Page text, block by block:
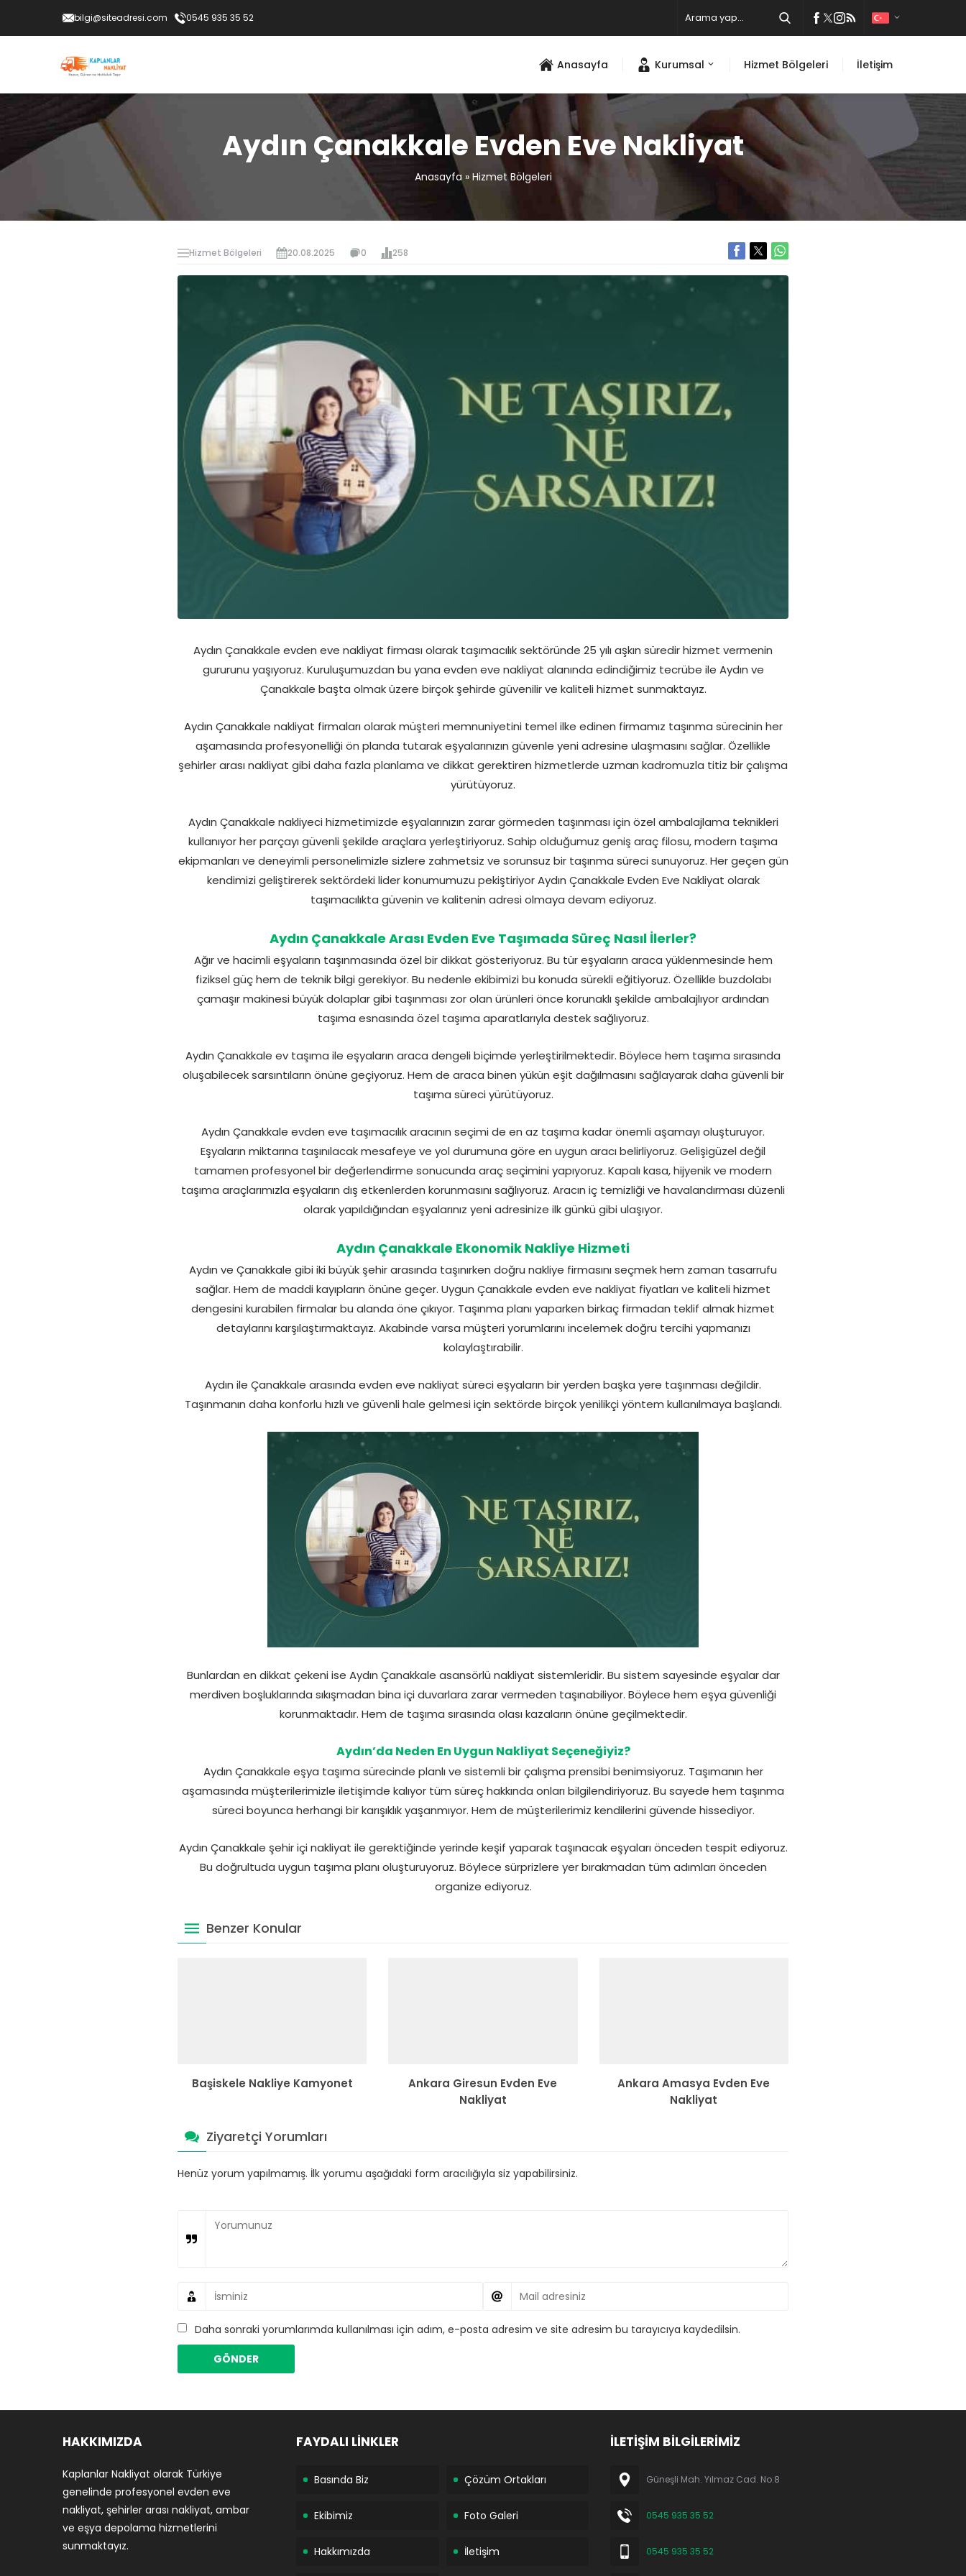
bilgi@siteadresi.com 0545 935 35 52
Anasayfa Kurumsal Hizmet Bölgeleri İletişim
Aydın Çanakkale Evden Eve Nakliyat
Anasayfa» Hizmet Bölgeleri
Hizmet Bölgeleri 20.08.2025 0 258
Aydın Çanakkale evden eve nakliyat firması olarak taşımacılık sektöründe 25 yılı aşkın süredir hizmet vermenin
gururunu yaşıyoruz. Kuruluşumuzdan bu yana evden eve nakliyat alanında edindiğimiz tecrübe ile Aydın ve
Çanakkale başta olmak üzere birçok şehirde güvenilir ve kaliteli hizmet sunmaktayız.
Aydın Çanakkale nakliyat firmaları olarak müşteri memnuniyetini temel ilke edinen firmamız taşınma sürecinin her
aşamasında profesyonelliği ön planda tutarak eşyalarınızın güvenle yeni adresine ulaşmasını sağlar. Özellikle
şehirler arası nakliyat gibi daha fazla planlama ve dikkat gerektiren hizmetlerde uzman kadromuzla titiz bir çalışma
yürütüyoruz.
Aydın Çanakkale nakliyeci hizmetimizde eşyalarınızın zarar görmeden taşınması için özel ambalajlama teknikleri
kullanıyor her parçayı güvenli şekilde araçlara yerleştiriyoruz. Sahip olduğumuz geniş araç filosu, modern taşıma
ekipmanları ve deneyimli personelimizle sizlere zahmetsiz ve sorunsuz bir taşınma süreci sunuyoruz. Her geçen gün
kendimizi geliştirerek sektördeki lider konumumuzu pekiştiriyor Aydın Çanakkale Evden Eve Nakliyat olarak
taşımacılıkta güvenin ve kalitenin adresi olmaya devam ediyoruz.
Aydın Çanakkale Arası Evden Eve Taşımada Süreç Nasıl İlerler?
Ağır ve hacimli eşyaların taşınmasında özel bir dikkat gösteriyoruz. Bu tür eşyaların araca yüklenmesinde hem
fiziksel güç hem de teknik bilgi gerekiyor. Bu nedenle ekibimizi bu konuda sürekli eğitiyoruz. Özellikle buzdolabı
çamaşır makinesi büyük dolaplar gibi taşınması zor olan ürünleri önce korunaklı şekilde ambalajlıyor ardından
taşıma esnasında özel taşıma aparatlarıyla destek sağlıyoruz.
Aydın Çanakkale ev taşıma ile eşyaların araca dengeli biçimde yerleştirilmektedir. Böylece hem taşıma sırasında
oluşabilecek sarsıntıların önüne geçiyoruz. Hem de araca binen yükün eşit dağılmasını sağlayarak daha güvenli bir
taşıma süreci yürütüyoruz.
Aydın Çanakkale evden eve taşımacılık aracının seçimi de en az taşıma kadar önemli aşamayı oluşturuyor.
Eşyaların miktarına taşınılacak mesafeye ve yol durumuna göre en uygun aracı belirliyoruz. Gelişigüzel değil
tamamen profesyonel bir değerlendirme sonucunda araç seçimini yapıyoruz. Kapalı kasa, hijyenik ve modern
taşıma araçlarımızla eşyaların dış etkenlerden korunmasını sağlıyoruz. Aracın iç temizliği ve havalandırması düzenli
olarak yapıldığından eşyalarınız yeni adresinize ilk günkü gibi ulaşıyor.
Aydın Çanakkale Ekonomik Nakliye Hizmeti
Aydın ve Çanakkale gibi iki büyük şehir arasında taşınırken doğru nakliye firmasını seçmek hem zaman tasarrufu
sağlar. Hem de maddi kayıpların önüne geçer. Uygun Çanakkale evden eve nakliyat fiyatları ve kaliteli hizmet
dengesini kurabilen firmalar bu alanda öne çıkıyor. Taşınma planı yaparken birkaç firmadan teklif almak hizmet
detaylarını karşılaştırmaktayız. Akabinde varsa müşteri yorumlarını incelemek doğru tercihi yapmanızı
kolaylaştırabilir.
Aydın ile Çanakkale arasında evden eve nakliyat süreci eşyaların bir yerden başka yere taşınması değildir.
Taşınmanın daha konforlu hızlı ve güvenli hale gelmesi için sektörde birçok yenilikçi yöntem kullanılmaya başlandı.
Bunlardan en dikkat çekeni ise Aydın Çanakkale asansörlü nakliyat sistemleridir. Bu sistem sayesinde eşyalar dar
merdiven boşluklarında sıkışmadan bina içi duvarlara zarar vermeden taşınabiliyor. Böylece hem eşya güvenliği
korunmaktadır. Hem de taşıma sırasında olası kazaların önüne geçilmektedir.
Aydın’da Neden En Uygun Nakliyat Seçeneğiyiz?
Aydın Çanakkale eşya taşıma sürecinde planlı ve sistemli bir çalışma prensibi benimsiyoruz. Taşımanın her
aşamasında müşterilerimizle iletişimde kalıyor tüm süreç hakkında onları bilgilendiriyoruz. Bu sayede hem taşınma
süreci boyunca herhangi bir karışıklık yaşanmıyor. Hem de müşterilerimiz kendilerini güvende hissediyor.
Aydın Çanakkale şehir içi nakliyat ile gerektiğinde yerinde keşif yaparak taşınacak eşyaları önceden tespit ediyoruz.
Bu doğrultuda uygun taşıma planı oluşturuyoruz. Böylece sürprizlere yer bırakmadan tüm adımları önceden
organize ediyoruz.
Benzer Konular
Başiskele Nakliye Kamyonet
Ankara Giresun Evden Eve
Nakliyat
Ankara Amasya Evden Eve
Nakliyat
Ziyaretçi Yorumları
Henüz yorum yapılmamış. İlk yorumu aşağıdaki form aracılığıyla siz yapabilirsiniz.
Daha sonraki yorumlarımda kullanılması için adım, e-posta adresim ve site adresim bu tarayıcıya kaydedilsin.
HAKKIMIZDA
Kaplanlar Nakliyat olarak Türkiye
genelinde profesyonel evden eve
nakliyat, şehirler arası nakliyat, ambar
ve eşya depolama hizmetlerini
sunmaktayız.
FAYDALI LİNKLER
Basında Biz Çözüm Ortakları
Ekibimiz Foto Galeri
Hakkımızda İletişim
İLETİŞİM BİLGİLERİMİZ
Güneşli Mah. Yılmaz Cad. No:8
0545 935 35 52
0545 935 35 52